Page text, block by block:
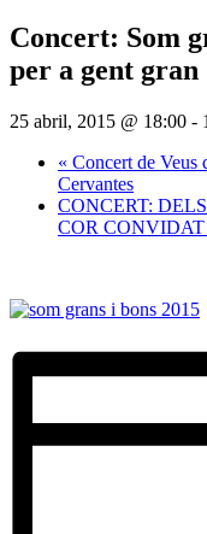
Concert: Som
per a gent gran
25 abril, 2015 @ 18:00 -
« Concert de Veus
Cervantes
CONCERT:
COR